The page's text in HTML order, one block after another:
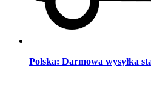
Polska: Darmowa wysyłka